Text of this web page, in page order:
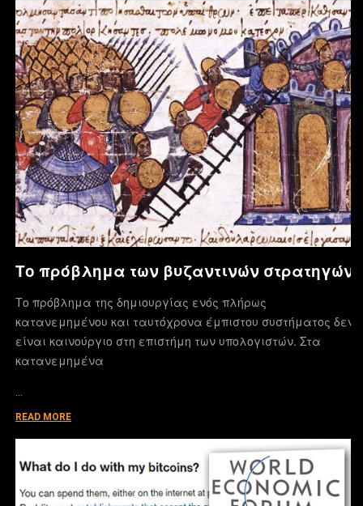
Το πρόβλημα των βυζαντινών στρατηγών
Το πρόβλημα της δημιουργίας ενός πλήρως
κατανεμημένου και ταυτόχρονα έμπιστου συστήματος δεν
είναι καινούργιο στη επιστήμη των υπολογιστών. Στα
κατανεμημένα
READ MORE